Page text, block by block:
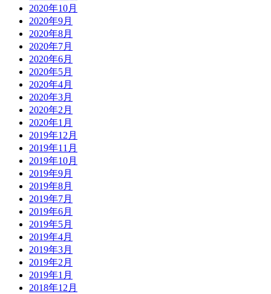
2020年10月
2020年9月
2020年8月
2020年7月
2020年6月
2020年5月
2020年4月
2020年3月
2020年2月
2020年1月
2019年12月
2019年11月
2019年10月
2019年9月
2019年8月
2019年7月
2019年6月
2019年5月
2019年4月
2019年3月
2019年2月
2019年1月
2018年12月